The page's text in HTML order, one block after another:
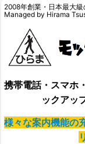
2008年創業・日本最大
Managed by Hirama
携帯電話・スマホ
ックアッ
様々な案内機能の